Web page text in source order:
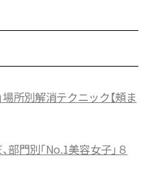
所別解消テクニック【頰ま
門別「No.1美容女子」８